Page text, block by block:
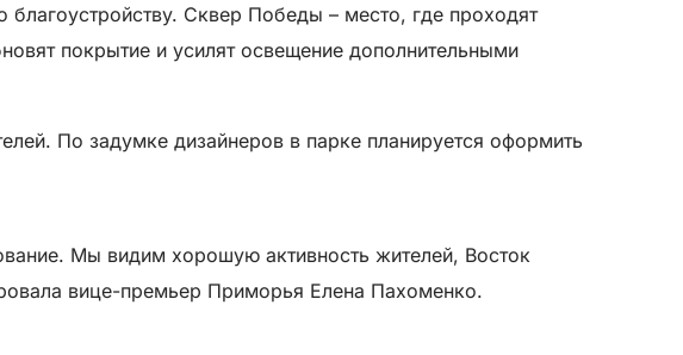
Сквер Победы – место, где проходят
покрытие и усилят освещение дополнительными
По задумке дизайнеров в парке планируется оформить
Мы видим хорошую активность жителей, Восток
вице-премьер Приморья Елена Пахоменко.